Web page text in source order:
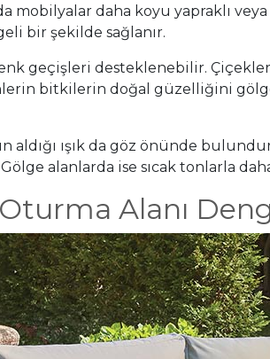
mobilyalar daha koyu yapraklı
bir şekilde sağlanır.
geçişleri desteklenebilir.
bitkilerin doğal güzelliğini
aldığı ışık da göz önünde
alanlarda ise sıcak tonlarla
Alanı